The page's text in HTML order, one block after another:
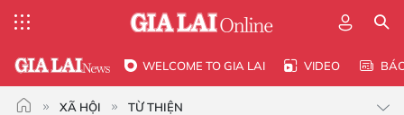
WELCOME TO GIA LAI VIDEO
XÃ HỘI TỪ THIỆN